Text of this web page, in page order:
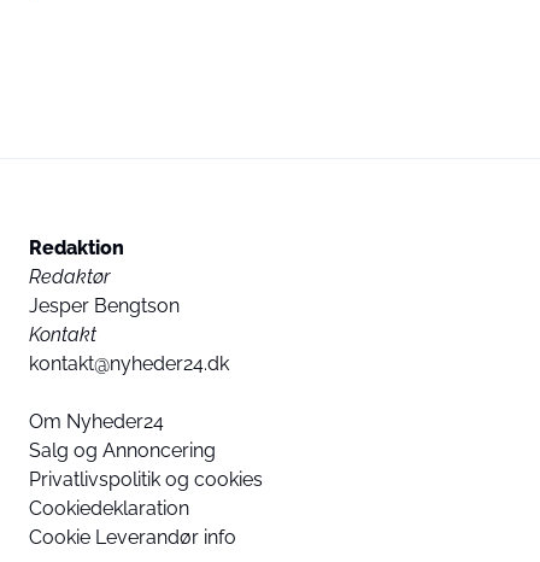
Redaktion
Redaktør
Jesper Bengtson
Kontakt
kontakt@nyheder24.dk
Om Nyheder24
Salg og Annoncering
Privatlivspolitik og cookies
Cookiedeklaration
Cookie Leverandør info